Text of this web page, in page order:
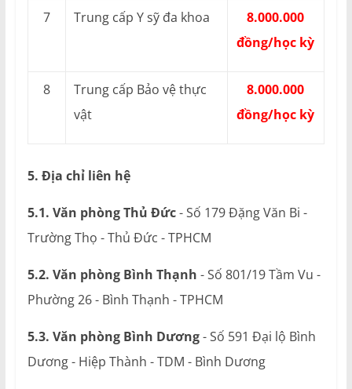
7 Trung cấp Y sỹ đa khoa
8.000.000
đồng/học kỳ
8
Trung cấp Bảo vệ thực
vật
8.000.000
đồng/học kỳ
5. Địa chỉ liên hệ
5.1. Văn phòng Thủ Đức- Số 179 Đặng Văn Bi -
Trường Thọ - Thủ Đức - TPHCM
5.2. Văn phòng Bình Thạnh - Số 801/19 Tầm Vu -
Phường 26 - Bình Thạnh - TPHCM
5.3. Văn phòng Bình Dương- Số 591 Đại lộ Bình
Dương - Hiệp Thành - TDM - Bình Dương